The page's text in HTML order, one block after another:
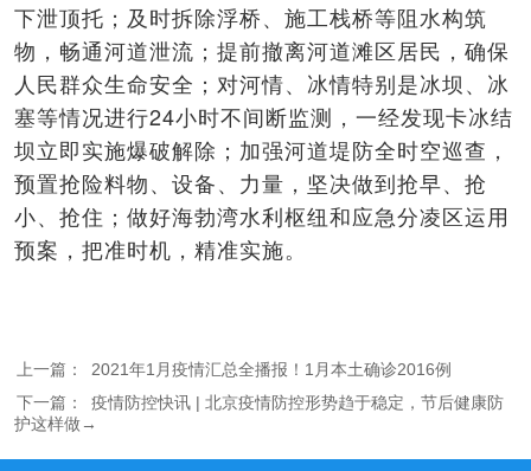
下泄顶托；及时拆除浮桥、施工栈桥等阻水构筑
物，畅通河道泄流；提前撤离河道滩区居民，确保
人民群众生命安全；对河情、冰情特别是冰坝、冰
塞等情况进行24小时不间断监测，一经发现卡冰结
坝立即实施爆破解除；加强河道堤防全时空巡查，
预置抢险料物、设备、力量，坚决做到抢早、抢
小、抢住；做好海勃湾水利枢纽和应急分凌区运用
预案，把准时机，精准实施。
上一篇：
2021年1月疫情汇总全播报！1月本土确诊2016例
下一篇：
疫情防控快讯 | 北京疫情防控形势趋于稳定，节后健康防
护这样做→